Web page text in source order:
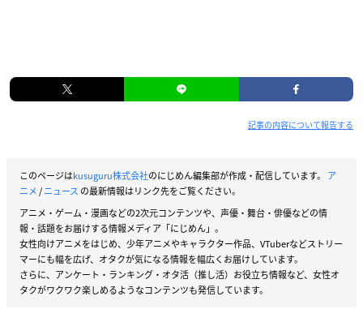
記事の内容について報告する
このページはkusuguru株式会社のにじめん編集部が作成・配信しています。 ア
ニメ/ニュース の最新情報はリンク先をご覧ください。
アニメ・ゲーム・漫画などの2次元コンテンツや、声優・舞台・俳優などの情
報・話題をお届けする情報メディア「にじめん」。
女性向けアニメをはじめ、少年アニメやキャラクター作品、VTuberなどストリー
マーにも幅を広げ、オタクが気になる情報を幅広くお届けしています。
さらに、アンケート・ランキング・オタ活（推し活）お役立ち情報など、女性オ
タクがワクワク楽しめるようなコンテンツも発信しています。